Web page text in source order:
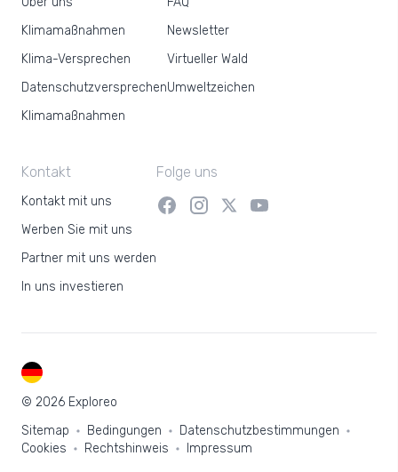
Klimamaßnahmen
Klima-Versprechen
Datenschutzversprechen
Klimamaßnahmen
Newsletter
Virtueller Wald
Umweltzeichen
Kontakt
Kontakt mit uns
Werben Sie mit uns
Partner mit uns werden
In uns investieren
Folge uns
© 2026 Exploreo
Sitemap
Bedingungen
Datenschutzbestimmungen
Cookies
Rechtshinweis Impressum